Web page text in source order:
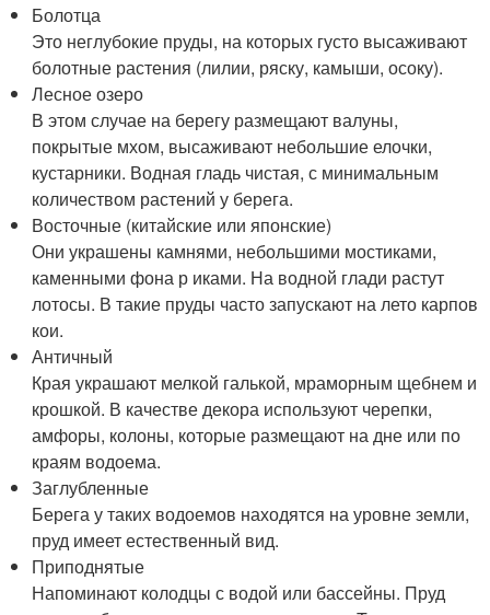
Болотца
Это неглубокие пруды, на которых густо высаживают
болотные растения (лилии, ряску, камыши, осоку).
Лесное озеро
В этом случае на берегу размещают валуны,
покрытые мхом, высаживают небольшие елочки,
кустарники. Водная гладь чистая, с минимальным
количеством растений у берега.
Восточные (китайские или японские)
Они украшены камнями, небольшими мостиками,
каменными фона р иками. На водной глади растут
лотосы. В такие пруды часто запускают на лето карпов
кои.
Античный
Края украшают мелкой галькой, мраморным щебнем и
крошкой. В качестве декора используют черепки,
амфоры, колоны, которые размещают на дне или по
краям водоема.
Заглубленные
Берега у таких водоемов находятся на уровне земли,
пруд имеет естественный вид.
Приподнятые
Напоминают колодцы с водой или бассейны. Пруд